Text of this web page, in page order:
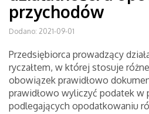
przychodów
Dodano: 2021-09-01
Przedsiębiorca prowadzący
ryczałtem, w której stosuje
obowiązek prawidłowo
prawidłowo wyliczyć podatek w
podlegających opodatkowaniu